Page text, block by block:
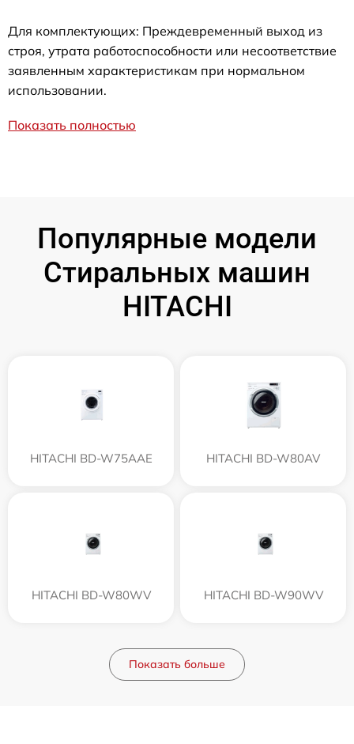
Для комплектующих: Преждевременный выход из
строя, утрата работоспособности или несоответствие
заявленным характеристикам при нормальном
использовании.
Показать полностью
Популярные модели
Стиральных машин
HITACHI
HITACHI BD-W75AAE HITACHI BD-W80AV
HITACHI BD-W80WV HITACHI BD-W90WV
Показать больше